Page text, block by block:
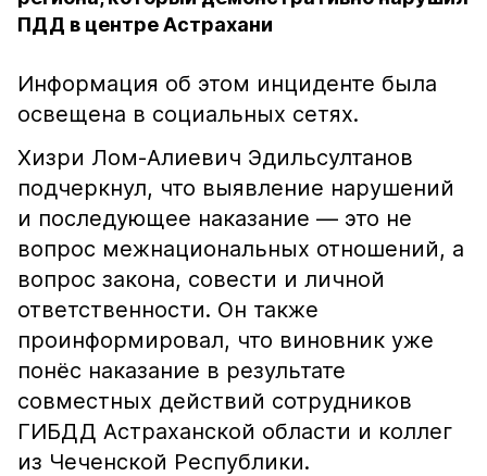
ПДД в центре Астрахани
Информация об этом инциденте была
освещена в социальных сетях.
Хизри Лом-Алиевич Эдильсултанов
подчеркнул, что выявление нарушений
и последующее наказание — это не
вопрос межнациональных отношений, а
вопрос закона, совести и личной
ответственности. Он также
проинформировал, что виновник уже
понёс наказание в результате
совместных действий сотрудников
ГИБДД Астраханской области и коллег
из Чеченской Республики.